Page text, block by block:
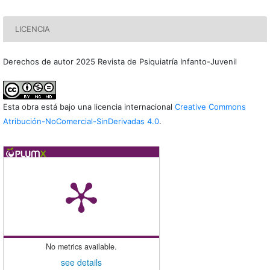
LICENCIA
Derechos de autor 2025 Revista de Psiquiatría Infanto-Juvenil
Esta obra está bajo una licencia internacional Creative Commons
Atribución-NoComercial-SinDerivadas 4.0.
No metrics available.
see details